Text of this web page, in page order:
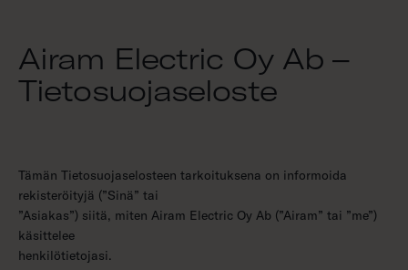
Airam Electric Oy Ab –
Tietosuojaseloste
Tämän Tietosuojaselosteen tarkoituksena on informoida
rekisteröityjä (”Sinä” tai
”Asiakas”) siitä, miten Airam Electric Oy Ab (”Airam” tai ”me”)
käsittelee
henkilötietojasi.